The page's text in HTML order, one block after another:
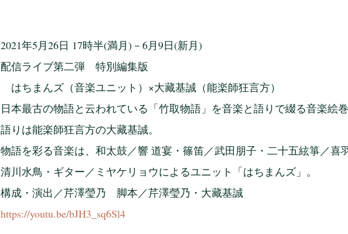
2021年5月26日 17時半(満月)－6月9日(新月)
配信ライブ第二弾　特別編集版
はちまんズ（音楽ユニット）×大藏基誠（能楽師狂言方）
日本最古の物語と云われている「竹取物語」を音楽と語りで綴る音楽絵巻
語りは能楽師狂言方の大藏基誠。
物語を彩る音楽は、和太鼓／響 道宴・篠笛／武田朋子・二十五絃箏／喜
清川水鳥・ギター／ミヤケリョウによるユニット「はちまんズ」。
構成・演出／芹澤瑩乃　脚本／芹澤瑩乃・大藏基誠
https://youtu.be/bJH3_sq6Sl4